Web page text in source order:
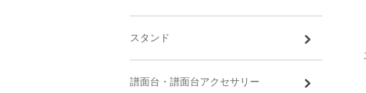
スタンド
譜面台・譜面台アクセサリー